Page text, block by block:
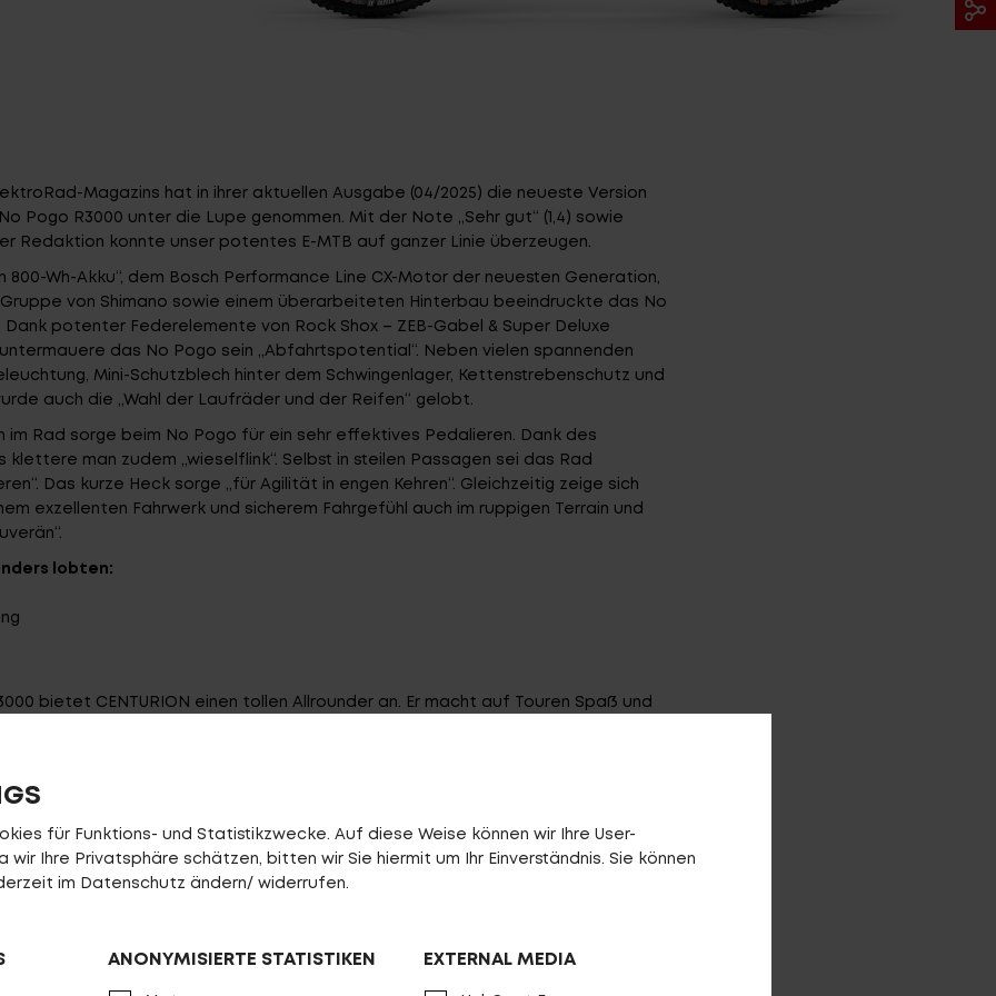
Magazins hat in ihrer aktuellen Ausgabe (04/2025) die neueste Version
Pogo R3000 unter die Lupe genommen. Mit der Note „Sehr gut“ (1,4) sowie
Redaktion konnte unser potentes E-MTB auf ganzer Linie überzeugen.
800-Wh-Akku“, dem Bosch Performance Line CX-Motor der neuesten Generation,
von Shimano sowie einem überarbeiteten Hinterbau beeindruckte das No
potenter Federelemente von Rock Shox – ZEB-Gabel & Super Deluxe
das No Pogo sein „Abfahrtspotential“. Neben vielen spannenden
Mini-Schutzblech hinter dem Schwingenlager, Kettenstrebenschutz und
auch die „Wahl der Laufräder und der Reifen“ gelobt.
im Rad sorge beim No Pogo für ein sehr effektives Pedalieren. Dank des
klettere man zudem „wieselflink“. Selbst in steilen Passagen sei das Rad
Das kurze Heck sorge „für Agilität in engen Kehren“. Gleichzeitig zeige sich
exzellenten Fahrwerk und sicherem Fahrgefühl auch im ruppigen Terrain und
lobten:
bietet CENTURION einen tollen Allrounder an. Er macht auf Touren Spaß und
Punkten
alle Highlights des No Pogo R im Detail gibt es
für Funktions- und Statistikzwecke. Auf diese Weise können wir Ihre User-
wir Ihre Privatsphäre schätzen, bitten wir Sie hiermit um Ihr Einverständnis. Sie können
im Datenschutz ändern/ widerrufen.
ANONYMISIERTE STATISTIKEN EXTERNAL MEDIA